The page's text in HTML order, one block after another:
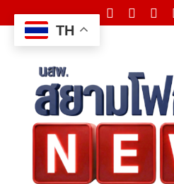
to
content
TH